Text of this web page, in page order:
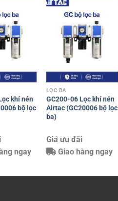
khí nén
bộ lọc
ngay
LỌC BA
GC200-06 Lọc khí nén
Airtac (GC20006 bộ lọc
ba)
Giá ưu đãi
Giao hàng ngay